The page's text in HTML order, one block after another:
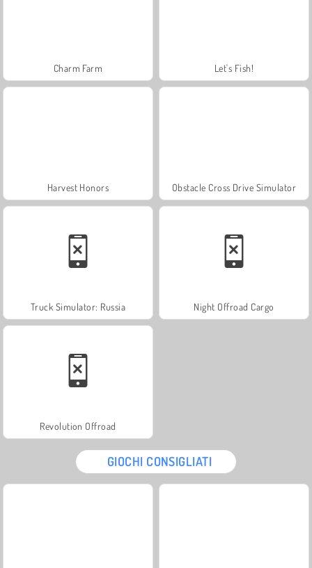
Charm Farm Let's Fish!
Harvest Honors Obstacle Cross Drive Simulator
Truck Simulator: Russia Night Offroad Cargo
Revolution Offroad
GIOCHI CONSIGLIATI